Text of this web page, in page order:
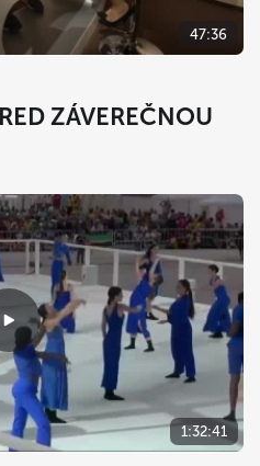
47:36
ZÁVEREČNOU
1:32:41